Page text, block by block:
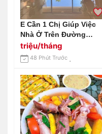
E Cần 1 Chị Giúp Việc
Nhà Ở Trên Đường
Nguyễn Thị Định Q2
Ngay Phà Cát Lái Lương
Tháng 13 Triệu
triệu/tháng
48 Phút Trước